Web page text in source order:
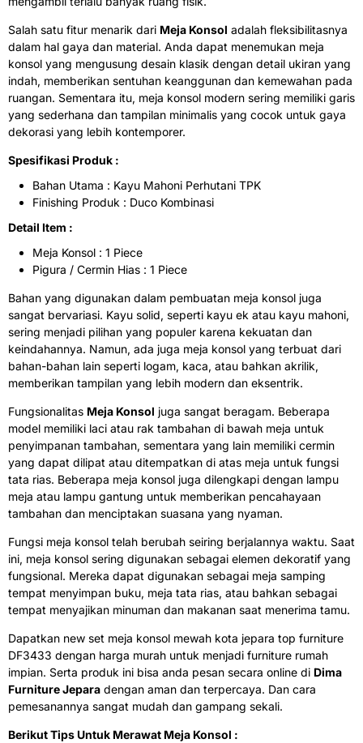
Salah satu fitur menarik dari Meja Konsol adalah fleksibilitasnya
dalam hal gaya dan material. Anda dapat menemukan meja
konsol yang mengusung desain klasik dengan detail ukiran yang
indah, memberikan sentuhan keanggunan dan kemewahan pada
ruangan. Sementara itu, meja konsol modern sering memiliki garis
yang sederhana dan tampilan minimalis yang cocok untuk gaya
dekorasi yang lebih kontemporer.
Spesifikasi Produk :
Bahan Utama : Kayu Mahoni Perhutani TPK
Finishing Produk : Duco Kombinasi
Detail Item :
Meja Konsol : 1 Piece
Pigura / Cermin Hias : 1 Piece
Bahan yang digunakan dalam pembuatan meja konsol juga
sangat bervariasi. Kayu solid, seperti kayu ek atau kayu mahoni,
sering menjadi pilihan yang populer karena kekuatan dan
keindahannya. Namun, ada juga meja konsol yang terbuat dari
bahan-bahan lain seperti logam, kaca, atau bahkan akrilik,
memberikan tampilan yang lebih modern dan eksentrik.
Fungsionalitas Meja Konsol juga sangat beragam. Beberapa
model memiliki laci atau rak tambahan di bawah meja untuk
penyimpanan tambahan, sementara yang lain memiliki cermin
yang dapat dilipat atau ditempatkan di atas meja untuk fungsi
tata rias. Beberapa meja konsol juga dilengkapi dengan lampu
meja atau lampu gantung untuk memberikan pencahayaan
tambahan dan menciptakan suasana yang nyaman.
Fungsi meja konsol telah berubah seiring berjalannya waktu. Saat
ini, meja konsol sering digunakan sebagai elemen dekoratif yang
fungsional. Mereka dapat digunakan sebagai meja samping
tempat menyimpan buku, meja tata rias, atau bahkan sebagai
tempat menyajikan minuman dan makanan saat menerima tamu.
Dapatkan new set meja konsol mewah kota jepara top furniture
DF3433 dengan harga murah untuk menjadi furniture rumah
impian. Serta produk ini bisa anda pesan secara online di Dima
Furniture Jepara dengan aman dan terpercaya. Dan cara
pemesanannya sangat mudah dan gampang sekali.
Berikut Tips Untuk Merawat Meja Konsol :